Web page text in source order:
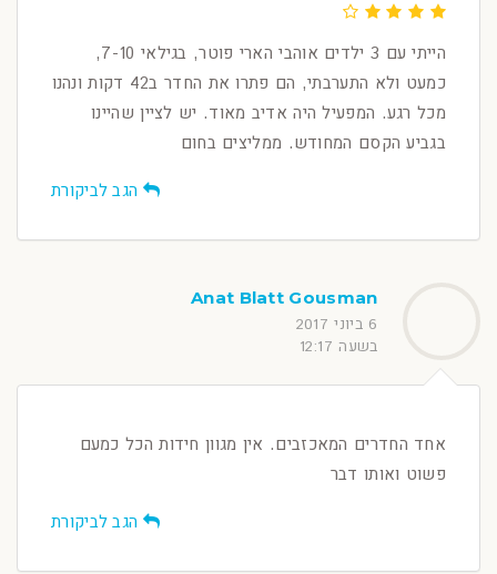
הייתי עם 3 ילדים אוהבי הארי פוטר, בגילאי 7-10,
כמעט ולא התערבתי, הם פתרו את החדר ב42 דקות ונהנו
מכל רגע. המפעיל היה אדיב מאוד. יש לציין שהיינו
בגביע הקסם המחודש. ממליצים בחום
הגב לביקורת
Anat Blatt Gousman
6 ביוני 2017
בשעה 12:17
אחד החדרים המאכזבים. אין מגוון חידות הכל כמעם
פשוט ואותו דבר
הגב לביקורת